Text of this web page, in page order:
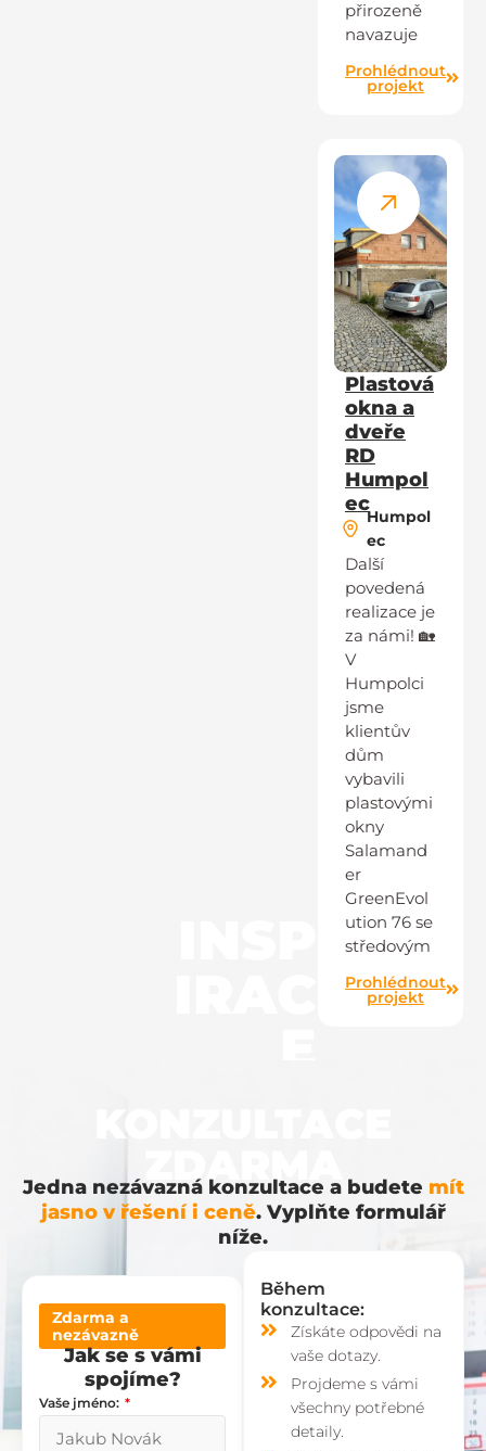
přirozeně
navazuje
Prohlédnout
projekt
Plastová
okna a
dveře
RD
Humpol
ec
Humpol
ec
Další
povedená
realizace je
za námi! 🏡
V
Humpolci
jsme
klientův
dům
vybavili
plastovými
okny
Salamand
er
GreenEvol
ution 76 se
středovým
Prohlédnout
projekt
ZDARMA
Jedna nezávazná konzultace a budete mít
jasno v řešení i ceně. Vyplňte formulář
níže.
Zdarma a
nezávazně
Jak se s vámi
spojíme?
Vaše jméno:
Během
konzultace:
Získáte odpovědi na
vaše dotazy.
Projdeme s vámi
všechny potřebné
detaily.